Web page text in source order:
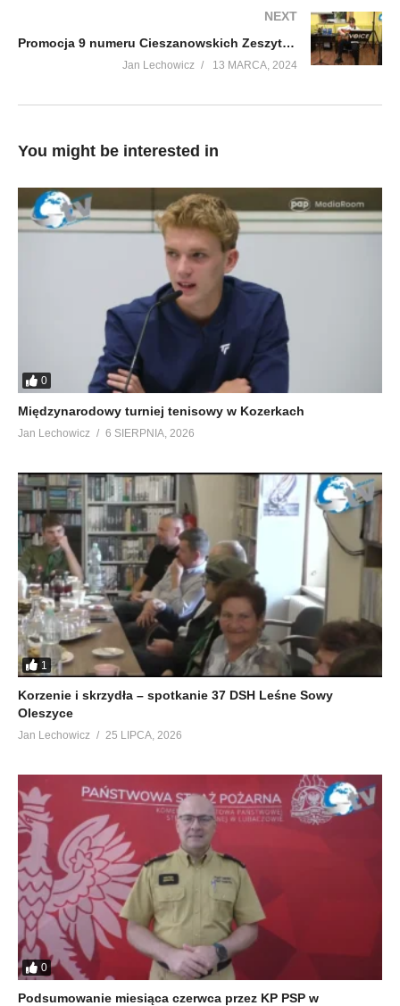
NEXT
Promocja 9 numeru Cieszanowskich Zeszytów Regionalnych w MBP w Cieszanowie cz 1
Jan Lechowicz 13 MARCA, 2024
You might be interested in
0
Międzynarodowy turniej tenisowy w Kozerkach
Jan Lechowicz 6 SIERPNIA, 2026
1
Korzenie i skrzydła – spotkanie 37 DSH Leśne Sowy
Oleszyce
Jan Lechowicz 25 LIPCA, 2026
0
Podsumowanie miesiąca czerwca przez KP PSP w